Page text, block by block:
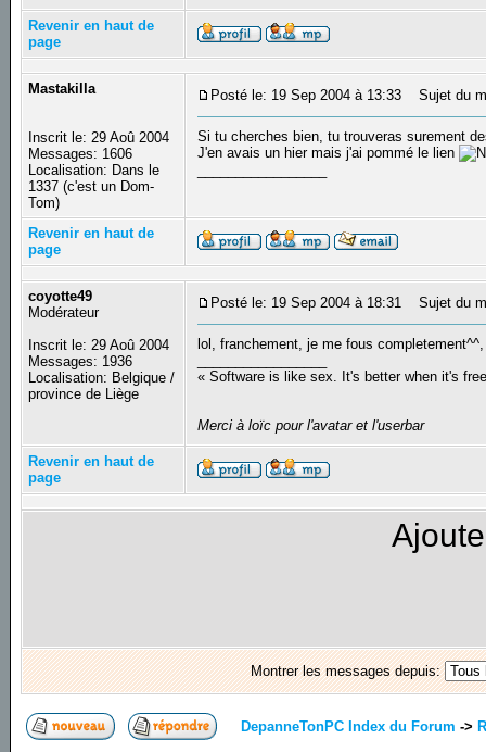
Revenir en haut de
page
Mastakilla
Inscrit le: 29 Aoû 2004
Messages: 1606
Localisation: Dans le
1337 (c'est un Dom-
Tom)
Posté le: 19 Sep 2004 à 13:33 Sujet du
Si tu cherches bien, tu trouveras surement
J'en avais un hier mais j'ai pommé le lien
Revenir en haut de
page
coyotte49
Modérateur
Inscrit le: 29 Aoû 2004
Messages: 1936
Localisation: Belgique /
province de Liège
Posté le: 19 Sep 2004 à 18:31 Sujet du
lol, franchement, je me fous
« Software is like sex. It's better when it's
Merci à loïc pour l'avatar et l'userbar
Revenir en haut de
page
Montrer les messages depuis:
DepanneTonPC Index du Forum ->